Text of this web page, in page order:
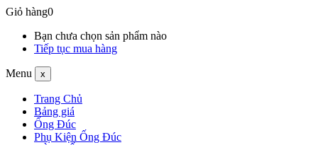
Giỏ hàng0
Bạn chưa chọn sản phẩm nào
Tiếp tục mua hàng
Menu x
Trang Chủ
Bảng giá
Ống Đúc
Phụ Kiện Ống Đúc